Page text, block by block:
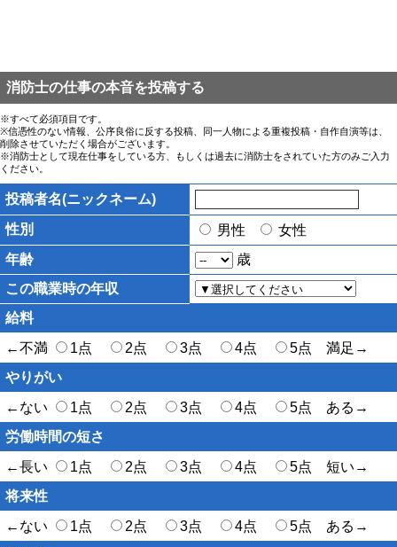
消防士の仕事の本音を投稿する
※すべて必須項目です。
※信憑性のない情報、公序良俗に反する投稿、同一人物による重複投稿・自作自演等は、
削除させていただく場合がございます。
※消防士として現在仕事をしている方、もしくは過去に消防士をされていた方のみご入力
ください。
投稿者名(ニックネーム)
性別
男性
女性
年齢
歳
この職業時の年収
給料
←不満
1点 2点 3点 4点
5点 満足→
やりがい
←ない
1点 2点 3点 4点
5点 ある→
労働時間の短さ
←長い
1点 2点 3点 4点
5点 短い→
将来性
←ない
1点 2点 3点 4点
5点 ある→